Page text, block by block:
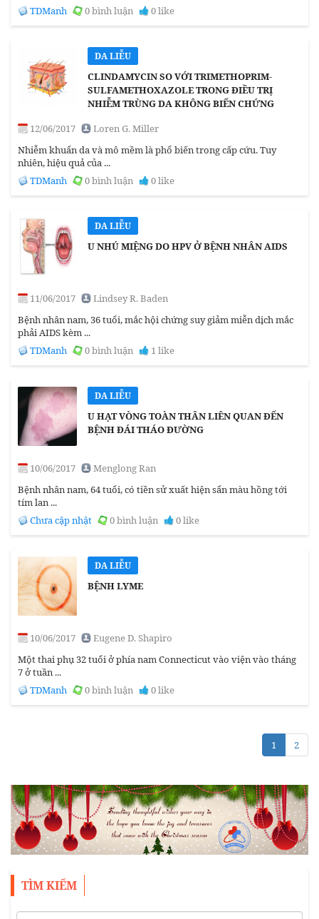
TDManh
0 bình luận 0 like
DA LIỄU
CLINDAMYCIN SO VỚI TRIMETHOPRIM-
SULFAMETHOXAZOLE TRONG ĐIỀU TRỊ
NHIỄM TRÙNG DA KHÔNG BIẾN CHỨNG
12/06/2017
Loren G. Miller
Nhiễm khuẩn da và mô mềm là phổ biến trong cấp cứu. Tuy
nhiên, hiệu quả của ...
TDManh
0 bình luận 0 like
DA LIỄU
U NHÚ MIỆNG DO HPV Ở BỆNH NHÂN AIDS
11/06/2017
Lindsey R. Baden
Bệnh nhân nam, 36 tuổi, mắc hội chứng suy giảm miễn dịch mắc
phải AIDS kèm ...
TDManh
0 bình luận 1 like
DA LIỄU
U HẠT VÒNG TOÀN THÂN LIÊN QUAN ĐẾN
BỆNH ĐÁI THÁO ĐƯỜNG
10/06/2017
Menglong Ran
Bệnh nhân nam, 64 tuổi, có tiền sử xuất hiện sẩn màu hồng tới
tím lan ...
Chưa cập nhật
0 bình luận 0 like
DA LIỄU
BỆNH LYME
10/06/2017
Eugene D. Shapiro
Một thai phụ 32 tuổi ở phía nam Connecticut vào viện vào tháng
7 ở tuần ...
TDManh
0 bình luận 0 like
1 2
TÌM KIẾM